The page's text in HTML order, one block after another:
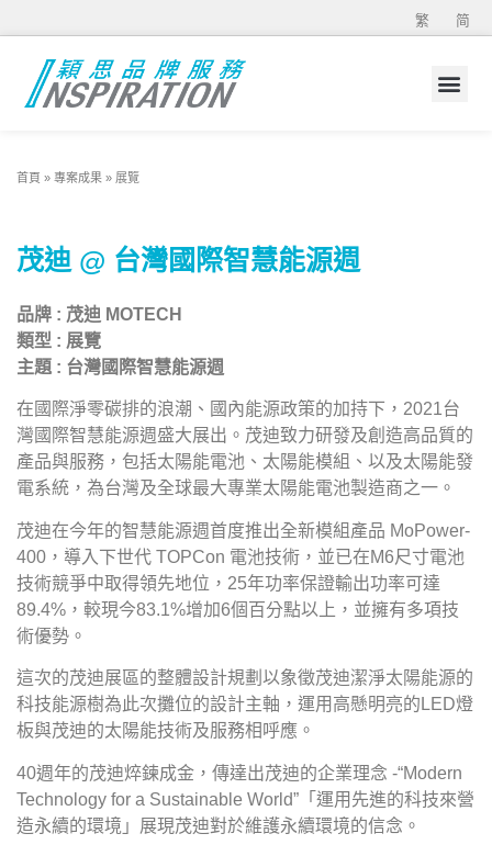
繁 简
首頁 » 專案成果 » 展覽
茂迪 @ 台灣國際智慧能源週
品牌 : 茂迪 MOTECH
類型 : 展覽
主題 : 台灣國際智慧能源週
在國際淨零碳排的浪潮、國內能源政策的加持下，2021台
灣國際智慧能源週盛大展出。茂迪致力研發及創造高品質的
產品與服務，包括太陽能電池、太陽能模組、以及太陽能發
電系統，為台灣及全球最大專業太陽能電池製造商之一。
茂迪在今年的智慧能源週首度推出全新模組產品 MoPower-
400，導入下世代 TOPCon 電池技術，並已在M6尺寸電池
技術競爭中取得領先地位，25年功率保證輸出功率可達
89.4%，較現今83.1%增加6個百分點以上，並擁有多項技
術優勢。
這次的茂迪展區的整體設計規劃以象徵茂迪潔淨太陽能源的
科技能源樹為此次攤位的設計主軸，運用⾼懸明亮的LED燈
板與茂迪的太陽能技術及服務相呼應。
40週年的茂迪焠鍊成⾦，傳達出茂迪的企業理念 -“Modern
Technology for a Sustainable World”「運⽤先進的科技來營
造永續的環境」展現茂迪對於維護永續環境的信念。